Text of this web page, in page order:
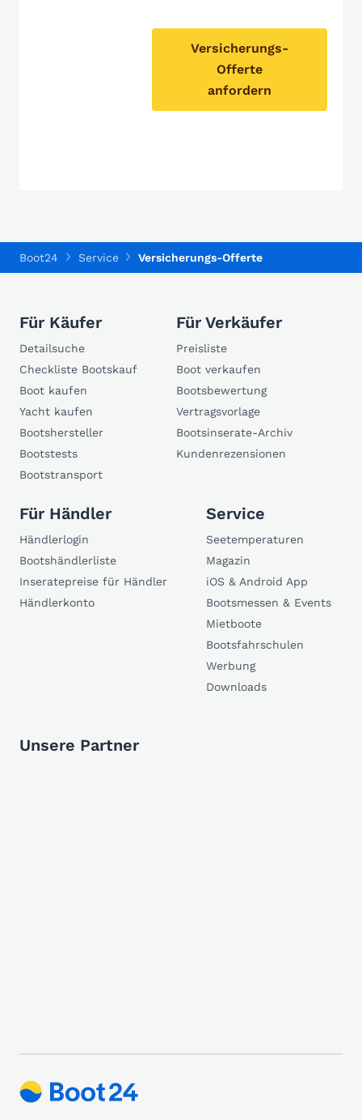
Versicherungs-
Offerte
anfordern
Boot24 Service Versicherungs-Offerte
Für Käufer
Detailsuche
Checkliste Bootskauf
Boot kaufen
Yacht kaufen
Bootshersteller
Bootstests
Bootstransport
Für Verkäufer
Preisliste
Boot verkaufen
Bootsbewertung
Vertragsvorlage
Bootsinserate-Archiv
Kundenrezensionen
Für Händler
Händlerlogin
Bootshändlerliste
Inseratepreise für Händler
Händlerkonto
Service
Seetemperaturen
Magazin
iOS & Android App
Bootsmessen & Events
Mietboote
Bootsfahrschulen
Werbung
Downloads
Unsere Partner